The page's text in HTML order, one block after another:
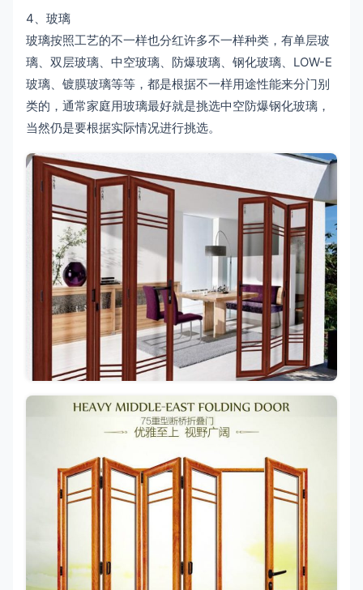
4、玻璃
玻璃按照工艺的不一样也分红许多不一样种类，有单层玻
璃、双层玻璃、中空玻璃、防爆玻璃、钢化玻璃、LOW-E
玻璃、镀膜玻璃等等，都是根据不一样用途性能来分门别
类的，通常家庭用玻璃最好就是挑选中空防爆钢化玻璃，
当然仍是要根据实际情况进行挑选。